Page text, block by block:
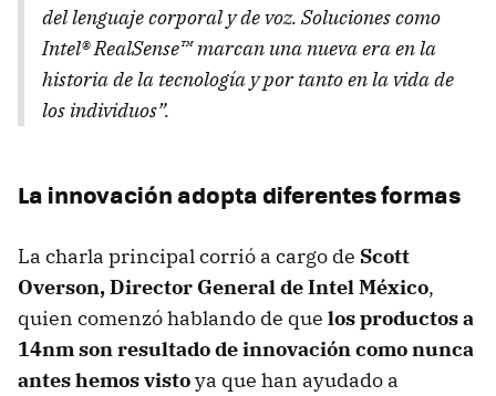
del lenguaje corporal y de voz. Soluciones como
Intel® RealSense™ marcan una nueva era en la
historia de la tecnología y por tanto en la vida de
los individuos”.
La innovación adopta diferentes formas
La charla principal corrió a cargo de Scott
Overson, Director General de Intel México,
quien comenzó hablando de que los productos a
14nm son resultado de innovación como nunca
antes hemos vistoya que han ayudado a